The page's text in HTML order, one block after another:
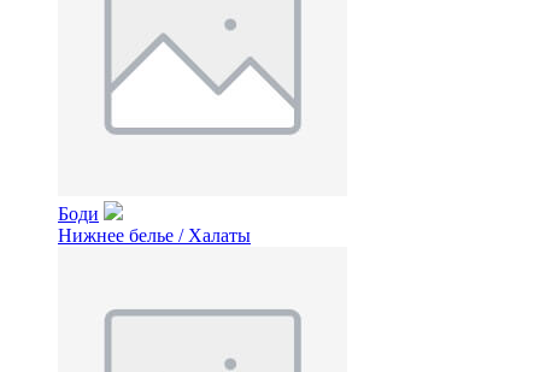
Боди
Нижнее белье / Халаты